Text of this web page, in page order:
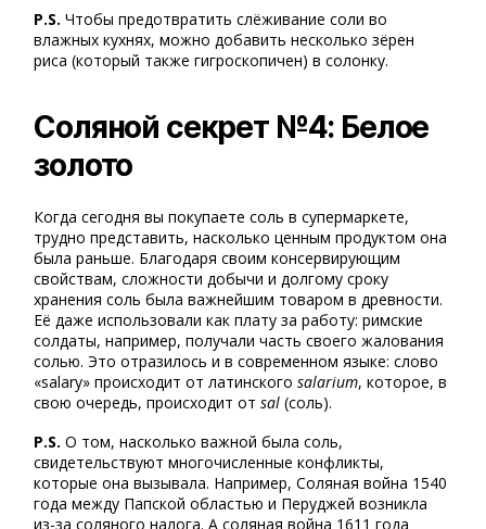
P.S. Чтобы предотвратить слёживание соли во
влажных кухнях, можно добавить несколько зёрен
риса (который также гигроскопичен) в солонку.
Соляной секрет №4: Белое
золото
Когда сегодня вы покупаете соль в супермаркете,
трудно представить, насколько ценным продуктом она
была раньше. Благодаря своим консервирующим
свойствам, сложности добычи и долгому сроку
хранения соль была важнейшим товаром в древности.
Её даже использовали как плату за работу: римские
солдаты, например, получали часть своего жалования
солью. Это отразилось и в современном языке: слово
«salary» происходит от латинскогоsalarium, которое, в
свою очередь, происходит отsal (соль).
P.S. О том, насколько важной была соль,
свидетельствуют многочисленные конфликты,
которые она вызывала. Например, Соляная война 1540
года между Папской областью и Перуджей возникла
из-за соляного налога. А соляная война 1611 года